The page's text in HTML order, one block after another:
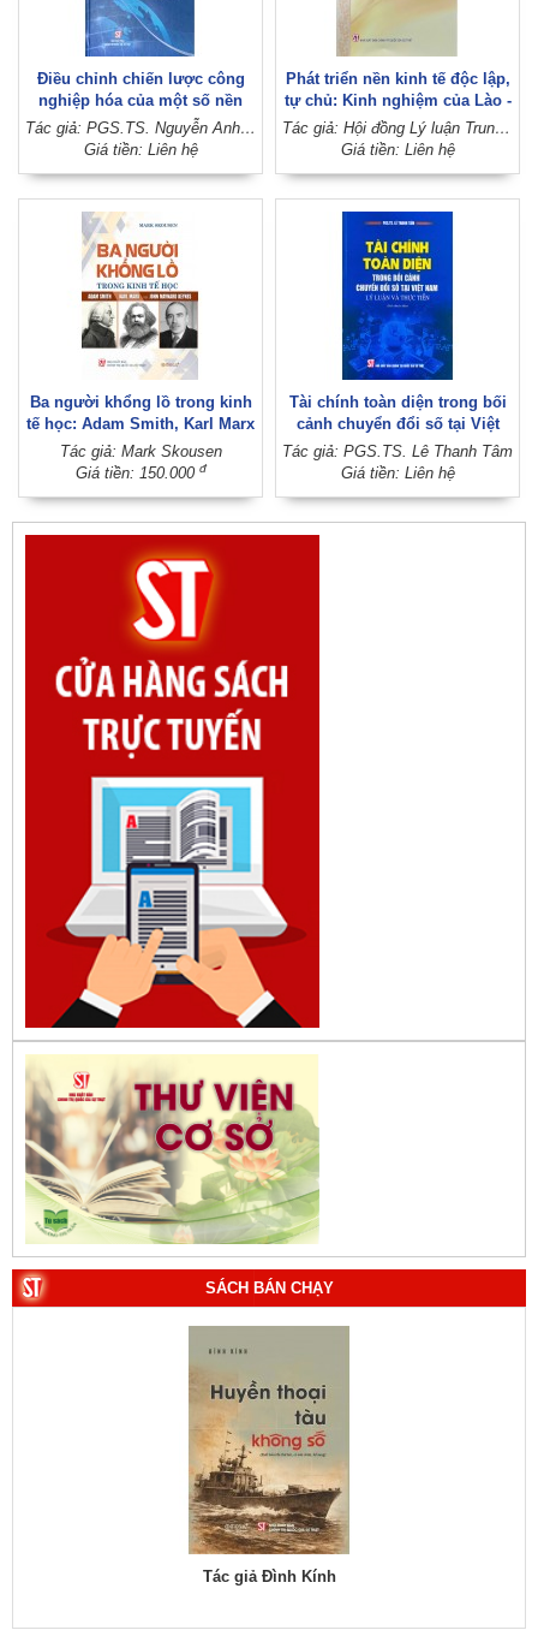
Điều chỉnh chiến lược công
nghiệp hóa của một số nền
kinh tế Đông Á hiện nay và
hàm ý chính sách cho Việt
Tác giả: PGS.TS. Nguyễn Anh Tuấn (Chủ biên)
Giá tiền: Liên hệ
Phát triển nền kinh tế độc lập,
tự chủ: Kinh nghiệm của Lào -
Việt Nam
Tác giả: Hội đồng Lý luận Trung ương
Giá tiền: Liên hệ
Ba người khổng lồ trong kinh
tế học: Adam Smith, Karl Marx
và John Maynard Keynes
Tác giả: Mark Skousen
Giá tiền: 150.000 đ
Tài chính toàn diện trong bối
cảnh chuyển đổi số tại Việt
Nam: Lý luận và thực tiễn
(Sách chuyên khảo)
Tác giả: PGS.TS. Lê Thanh Tâm
Giá tiền: Liên hệ
SÁCH BÁN CHẠY
Tác giả Đình Kính
1. Bác Hồ ở Pháp. Tác giả: Bảo tàng Hồ Chí Minh.
2. Lịch sử Chính phủ (5 tập). Tác giả: Ban Chỉ đạo biên
3. Việt Nam: Từ kỷ nguyên dựng nước đến kỷ nguyên
vươn mình của dân tộc. Tác giả: PGS.TS. Vũ Trọng
Lâm (Chủ biên).
4. Phát triển và hoàn thiện hệ thống lý luận của Đảng về
chủ nghĩa xã hội và con đường đi lên chủ nghĩa xã hội
ở Việt Nam qua 40 năm đổi mới tiến tới Đại hội đại biểu
toàn quốc lần thứ XIV. Tác giả: PGS.TS. Tô Huy Rứa
(Chủ biên).
của quá trình phát triển đất nước nhanh, bền vững trong
giai đoạn mới. Tác giả: Vũ Thị Phương Hậu (Chủ biên).
6. Kết hợp chặt chẽ, hài hòa giữa phát triển văn hóa với
phát triển kinh tế, chính trị, xã hội. Tác giả: PGS.TS. Vũ
Văn Phúc (Chủ biên).
7. Chủ quyền của Việt Nam ở Hoàng Sa, Trường Sa
giai đoạn 1884 - 1975: Thực trạng khai thác và quản lý.
Tác giả: Thượng tướng, PGS.TS. Trần Quốc Tỏ (Chủ